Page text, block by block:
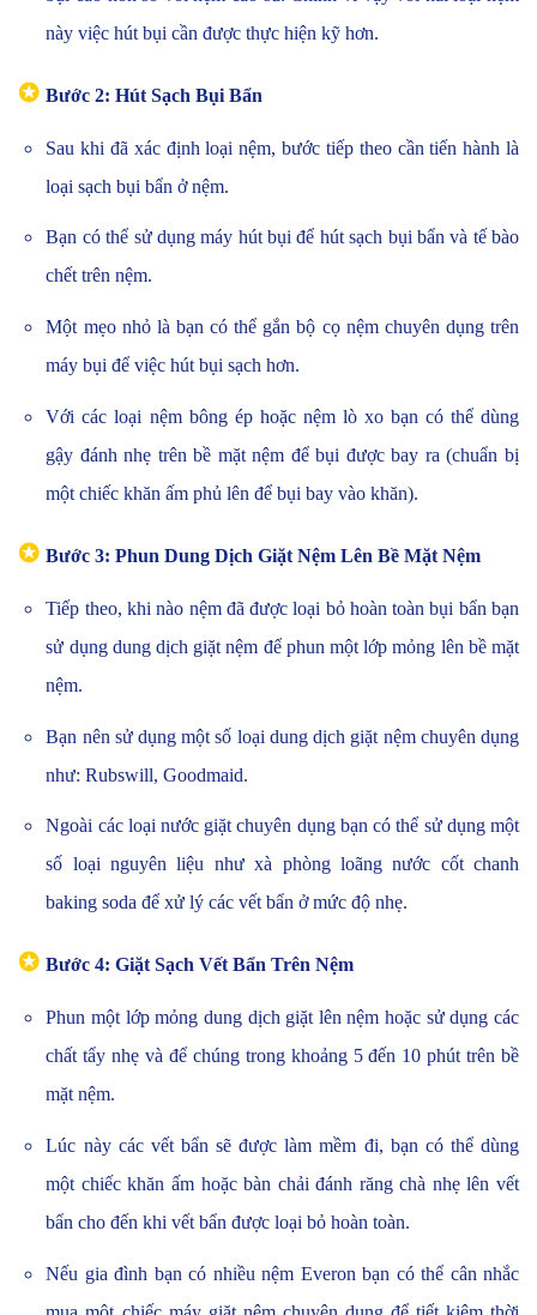
này việc hút bụi cần được thực hiện kỹ hơn.
✪ Bước 2: Hút Sạch Bụi Bẩn
Sau khi đã xác định loại nệm, bước tiếp theo cần tiến hành là
loại sạch bụi bẩn ở nệm.
Bạn có thể sử dụng máy hút bụi để hút sạch bụi bẩn và tế bào
chết trên nệm.
Một mẹo nhỏ là bạn có thể gắn bộ cọ nệm chuyên dụng trên
máy bụi để việc hút bụi sạch hơn.
Với các loại nệm bông ép hoặc nệm lò xo bạn có thể dùng
gậy đánh nhẹ trên bề mặt nệm để bụi được bay ra (chuẩn bị
một chiếc khăn ấm phủ lên để bụi bay vào khăn).
✪ Bước 3: Phun Dung Dịch Giặt Nệm Lên Bề Mặt Nệm
Tiếp theo, khi nào nệm đã được loại bỏ hoàn toàn bụi bẩn bạn
sử dụng dung dịch giặt nệm để phun một lớp mỏng lên bề mặt
nệm.
Bạn nên sử dụng một số loại dung dịch giặt nệm chuyên dụng
như: Rubswill, Goodmaid.
Ngoài các loại nước giặt chuyên dụng bạn có thể sử dụng một
số loại nguyên liệu như xà phòng loãng nước cốt chanh
baking soda để xử lý các vết bẩn ở mức độ nhẹ.
✪ Bước 4: Giặt Sạch Vết Bẩn Trên Nệm
Phun một lớp mỏng dung dịch giặt lên nệm hoặc sử dụng các
chất tẩy nhẹ và để chúng trong khoảng 5 đến 10 phút trên bề
mặt nệm.
Lúc này các vết bẩn sẽ được làm mềm đi, bạn có thể dùng
một chiếc khăn ấm hoặc bàn chải đánh răng chà nhẹ lên vết
bẩn cho đến khi vết bẩn được loại bỏ hoàn toàn.
Nếu gia đình bạn có nhiều nệm Everon bạn có thể cân nhắc